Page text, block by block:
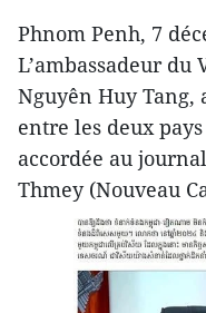
Phnom Penh, 7
L’ambassadeur du
Nguyên Huy Tang,
entre les deux
accordée au
Thmey (Nouveau